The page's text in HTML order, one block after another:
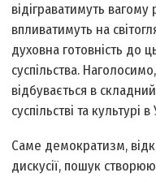
відіграватимуть
впливатимуть на
духовна готовність до
суспільства.
відбувається в
суспільстві та культурі в
Саме демократизм,
дискусії, пошук